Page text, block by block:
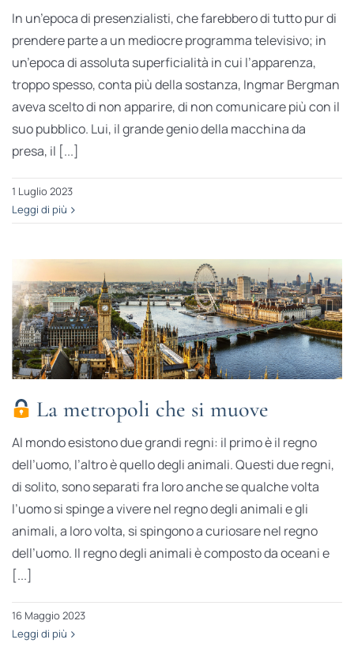
In un’epoca di presenzialisti, che farebbero di tutto pur di
prendere parte a un mediocre programma televisivo; in
un’epoca di assoluta superficialità in cui l’apparenza,
troppo spesso, conta più della sostanza, Ingmar Bergman
aveva scelto di non apparire, di non comunicare più con il
suo pubblico. Lui, il grande genio della macchina da
presa, il [...]
1 Luglio 2023
Leggi di più
La metropoli che si muove
Al mondo esistono due grandi regni: il primo è il regno
dell’uomo, l’altro è quello degli animali. Questi due regni,
di solito, sono separati fra loro anche se qualche volta
l’uomo si spinge a vivere nel regno degli animali e gli
animali, a loro volta, si spingono a curiosare nel regno
dell’uomo. Il regno degli animali è composto da oceani e
[...]
16 Maggio 2023
Leggi di più